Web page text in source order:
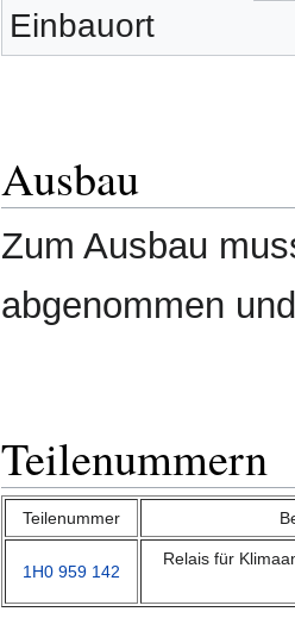
Einbauort
Ausbau
Zum Ausbau
abgenommen
Teilenummern
Teilenummer
1H0 959 142
Relais für